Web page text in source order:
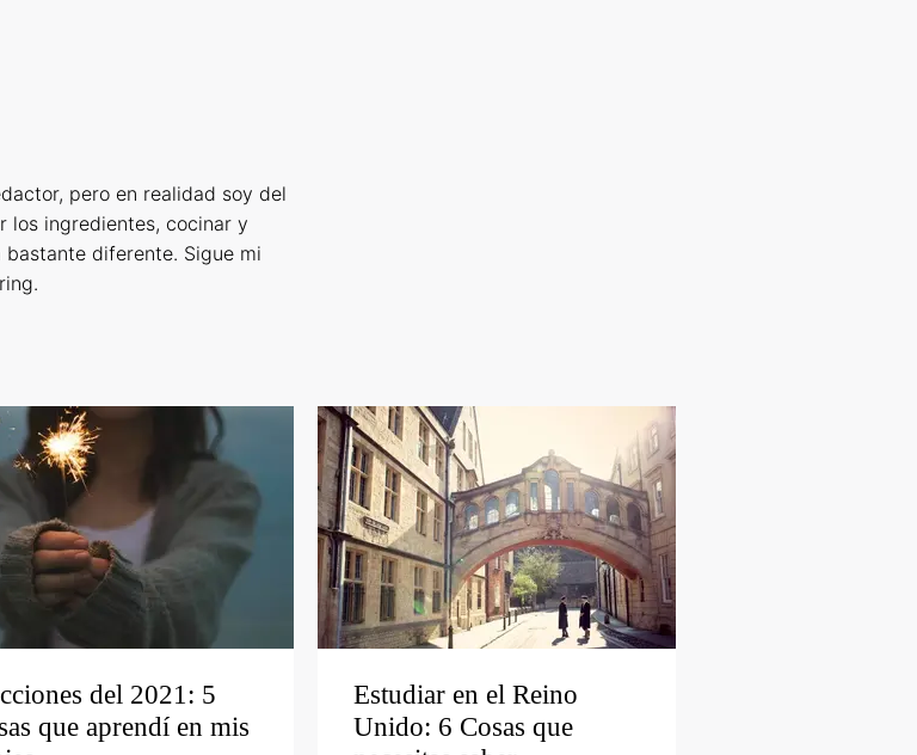
pero en realidad soy del
los ingredientes, cocinar y
bastante diferente. Sigue mi
del 2021: 5
que aprendí en mis
Estudiar en el Reino
Unido: 6 Cosas que